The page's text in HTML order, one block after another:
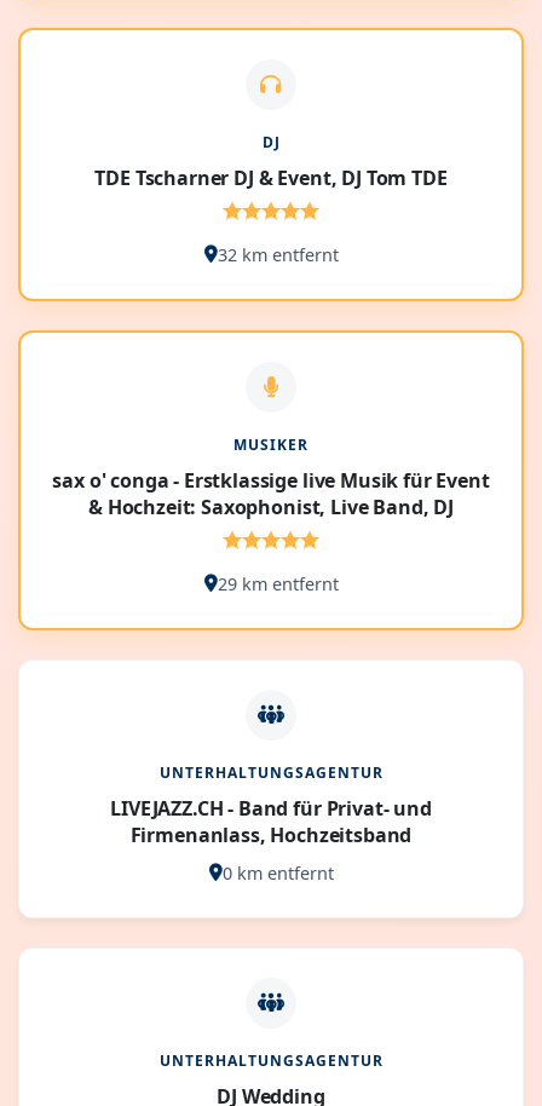
DJ
TDE Tscharner DJ & Event, DJ Tom TDE
32 km entfernt
MUSIKER
sax o' conga - Erstklassige live Musik für Event
& Hochzeit: Saxophonist, Live Band, DJ
29 km entfernt
UNTERHALTUNGSAGENTUR
LIVEJAZZ.CH - Band für Privat- und
Firmenanlass, Hochzeitsband
0 km entfernt
UNTERHALTUNGSAGENTUR
DJ Wedding